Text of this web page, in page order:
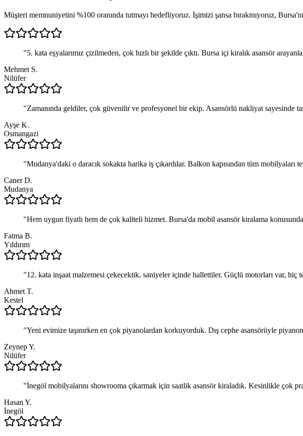
Müşteri memnuniyetini %100 oranında tutmayı hedefliyoruz. İşimizi şansa bırakmıyoruz,
"5. kata eşyalarımız çizilmeden, çok hızlı bir şekilde çıktı. Bursa içi kiralık asansör
Mehmet S.
Nilüfer
"Zamanında geldiler, çok güvenilir ve profesyonel bir ekip. Asansörlü nakliyat sayesinde
Ayşe K.
Osmangazi
"Mudanya'daki o daracık sokakta harika iş çıkardılar. Balkon kapısından tüm mobilyaları
Caner D.
Mudanya
"Hem uygun fiyatlı hem de çok kaliteli hizmet. Bursa'da mobil asansör kiralama
Fatma B.
Yıldırım
"12. kata inşaat malzemesi çekecektik, saniyeler içinde hallettiler. Güçlü motorları var, hiç
Ahmet T.
Kestel
"Yeni evimize taşınırken en çok piyanolardan korkuyorduk. Dış cephe asansörüyle
Zeynep Y.
Nilüfer
"İnegöl mobilyalarını showrooma çıkarmak için saatlik asansör kiraladık. Kesinlikle çok
Hasan Y.
İnegöl